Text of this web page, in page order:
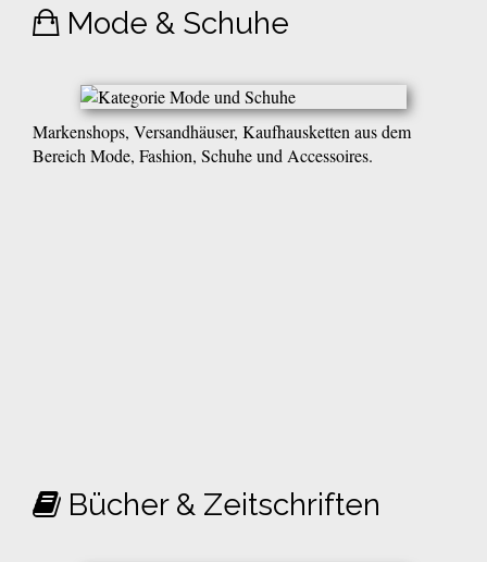
Mode & Schuhe
Markenshops, Versandhäuser, Kaufhausketten aus dem
Bereich Mode, Fashion, Schuhe und Accessoires.
Bücher & Zeitschriften